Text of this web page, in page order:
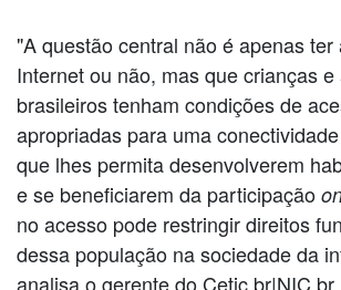
"A questão central não é apenas ter
Internet ou não, mas que crianças
brasileiros tenham condições de
apropriadas para uma
que lhes permita desenvolverem
e se beneficiarem da participação
no acesso pode restringir direitos
dessa população na sociedade da
analisa o gerente do